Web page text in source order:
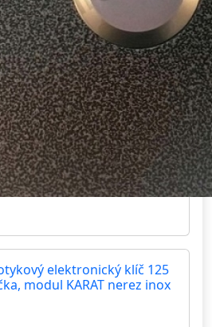
elektronický klíč 125
modul KARAT nerez inox